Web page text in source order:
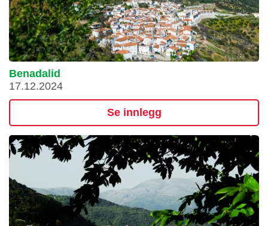
Benadalid
17.12.2024
Se innlegg